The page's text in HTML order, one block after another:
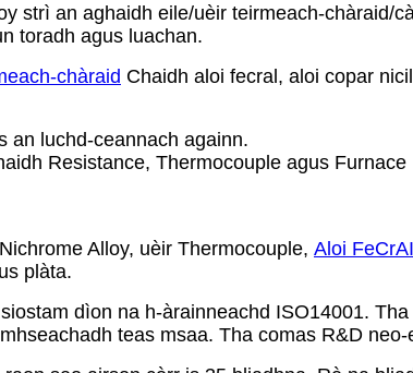
strì an aghaidh eile/uèir teirmeach-chàraid/
toradh agus luachan.
chàraid Chaidh aloi fecral, aloi copar
an luchd-ceannach againn.
Resistance, Thermocouple agus Furnace
Alloy, uèir Thermocouple, Aloi FeCrAI
plàta.
dìon na h-àrainneachd ISO14001.
teas msaa. Tha comas R&D